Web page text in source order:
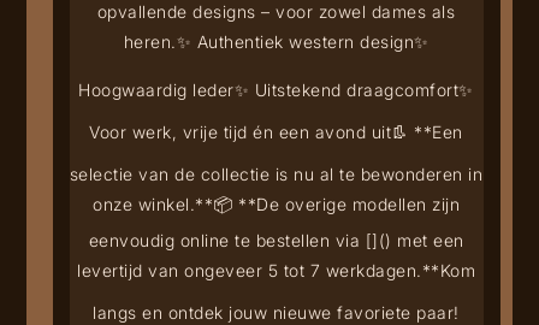
opvallende designs – voor zowel dames als
heren.✨ Authentiek western design✨
Hoogwaardig leder✨ Uitstekend draagcomfort✨
Voor werk, vrije tijd én een avond uit👢 **Een
selectie van de collectie is nu al te bewonderen in
onze winkel.**📦 **De overige modellen zijn
eenvoudig online te bestellen via []() met een
levertijd van ongeveer 5 tot 7 werkdagen.**Kom
langs en ontdek jouw nieuwe favoriete paar!